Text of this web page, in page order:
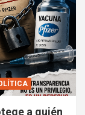
a quién